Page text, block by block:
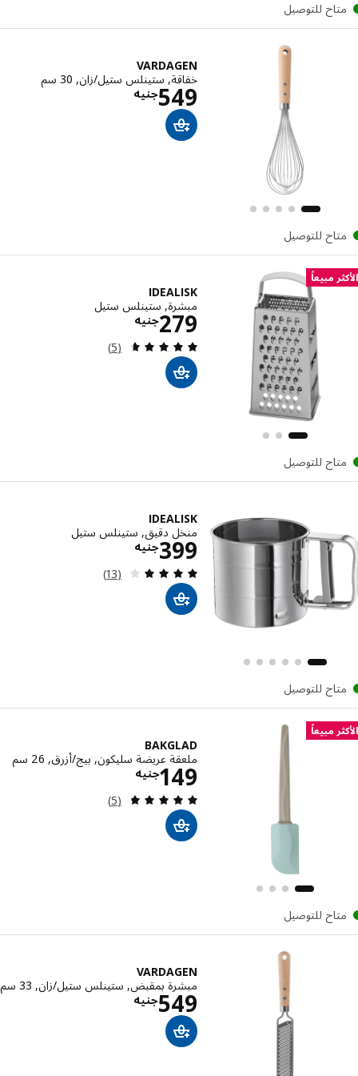
للتوصيل
VARDAGEN
خفاقة, ستينلس ستيل/زان, 30 سم
جنيه549 الاسعار جنيه 549
للتوصيل
مبيعاً
IDEALISK
مبشرة, ستينلس ستيل
جنيه279 الاسعار جنيه 279
مراجعة: 4.6 من أصل 5 نجوم. إجمالي المراجعات:
(5)
للتوصيل
IDEALISK
منخل دقيق, ستينلس ستيل
جنيه399 الاسعار جنيه 399
مراجعة: 4.1 من أصل 5 نجوم. إجمالي المراجعات:
(13)
للتوصيل
مبيعاً
BAKGLAD
ملعقة عريضة سليكون, بيج/أزرق, 26 سم
جنيه149 الاسعار جنيه 149
مراجعة: 4.8 من أصل 5 نجوم. إجمالي المراجعات:
(5)
للتوصيل
VARDAGEN
مبشرة بمقبض, ستينلس ستيل/زان, 33 سم
جنيه549 الاسعار جنيه 549